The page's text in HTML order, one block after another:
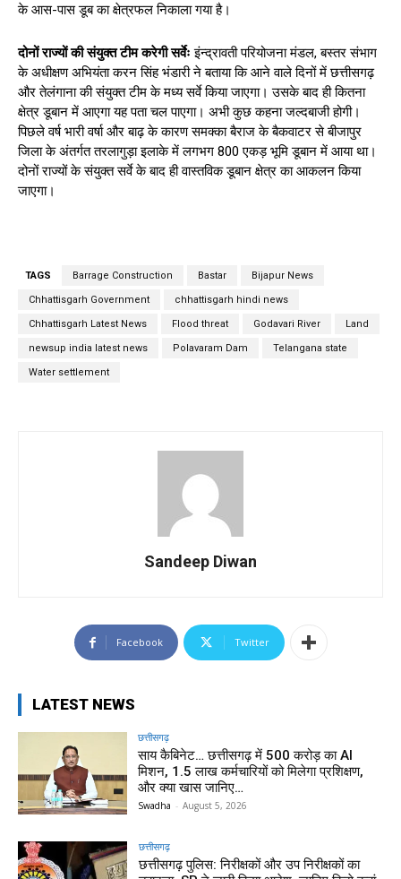
के आस-पास डूब का क्षेत्रफल निकाला गया है।
दोनों राज्यों की संयुक्त टीम करेगी सर्वेः इंन्द्रावती परियोजना मंडल, बस्तर संभाग
के अधीक्षण अभियंता करन सिंह भंडारी ने बताया कि आने वाले दिनों में छत्तीसगढ़
और तेलंगाना की संयुक्त टीम के मध्य सर्वे किया जाएगा। उसके बाद ही कितना
क्षेत्र डूबान में आएगा यह पता चल पाएगा। अभी कुछ कहना जल्दबाजी होगी।
पिछले वर्ष भारी वर्षा और बाढ़ के कारण समक्का बैराज के बैकवाटर से बीजापुर
जिला के अंतर्गत तरलागुड़ा इलाके में लगभग 800 एकड़ भूमि डूबान में आया था।
दोनों राज्यों के संयुक्त सर्वे के बाद ही वास्तविक डूबान क्षेत्र का आकलन किया
जाएगा।
TAGS Barrage Construction Bastar Bijapur News
Chhattisgarh Government chhattisgarh hindi news
Chhattisgarh Latest News Flood threat Godavari River Land
newsup india latest news Polavaram Dam Telangana state
Water settlement
Sandeep Diwan
Facebook Twitter
LATEST NEWS
छत्तीसगढ़
साय कैबिनेट… छत्तीसगढ़ में 500 करोड़ का AI
मिशन, 1.5 लाख कर्मचारियों को मिलेगा प्रशिक्षण,
और क्या खास जानिए…
Swadha - August 5, 2026
छत्तीसगढ़
छत्तीसगढ़ पुलिस: निरीक्षकों और उप निरीक्षकों का